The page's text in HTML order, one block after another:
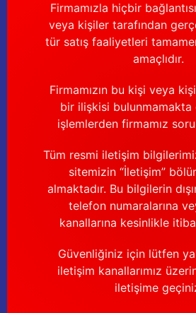
Firmamızla hiçbir
veya kişiler tarafından
tür satış faaliyetleri
amaçlıdır.
Firmamızın bu kişi veya
bir ilişkisi
işlemlerden firmamız
Tüm resmi iletişim
sitemizin “İletişim”
almaktadır. Bu bilgilerin
telefon numaralarına
kanallarına kesinlikle
Güvenliğiniz için lütfen
iletişim kanallarımız
iletişime